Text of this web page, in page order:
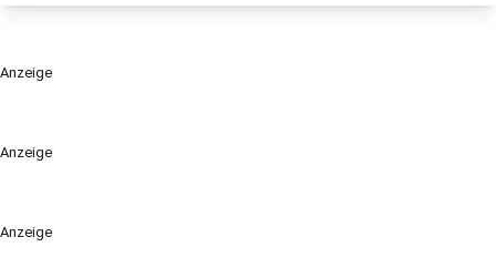
Anzeige
Anzeige
Anzeige